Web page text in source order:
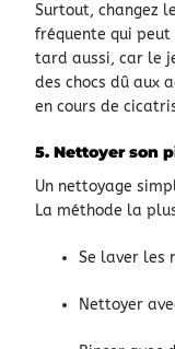
Surtout, changez
fréquente qui
tard aussi, car le
des chocs dû aux
en cours de
5. Nettoyer son
Un nettoyage
La méthode la
Se laver les
Nettoyer